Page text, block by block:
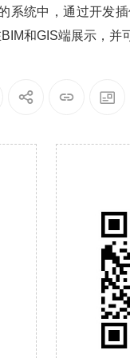
系统中，通过开发
和GIS端展示，并